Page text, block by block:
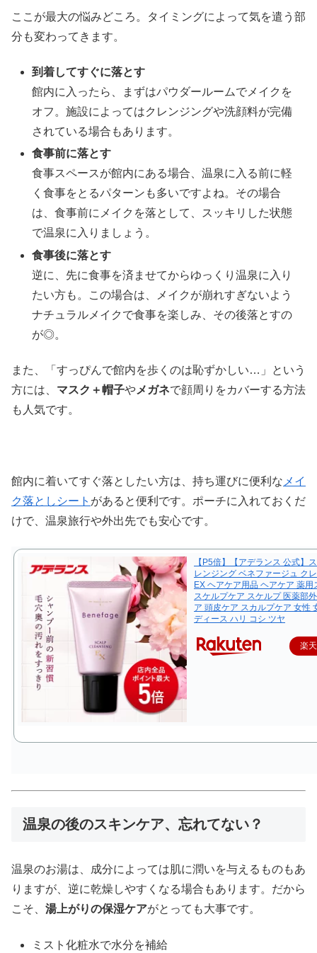
ここが最大の悩みどころ。タイミングによって気を遣う部
分も変わってきます。
到着してすぐに落とす
館内に入ったら、まずはパウダールームでメイクを
オフ。施設によってはクレンジングや洗顔料が完備
されている場合もあります。
食事前に落とす
食事スペースが館内にある場合、温泉に入る前に軽
く食事をとるパターンも多いですよね。その場合
は、食事前にメイクを落として、スッキリした状態
で温泉に入りましょう。
食事後に落とす
逆に、先に食事を済ませてからゆっくり温泉に入り
たい方も。この場合は、メイクが崩れすぎないよう
ナチュラルメイクで食事を楽しみ、その後落とすの
が◎。
また、「すっぴんで館内を歩くのは恥ずかしい…」という
方には、 マスク＋帽子やメガネで顔周りをカバーする方法
も人気です。
館内に着いてすぐ落としたい方は、持ち運びに便利な メイ
ク落としシート があると便利です。ポーチに入れておくだ
けで、温泉旅行や外出先でも安心です。
【P5倍】【アデランス 公式】
レンジング ベネファージュ ク
EX ヘアケア用品 ヘアケア 薬用
スケルプケア スケルプ 医薬部
ア 頭皮ケア スカルプケア 女性
ディース ハリ コシ ツヤ
楽
温泉の後のスキンケア、忘れてない？
温泉のお湯は、成分によっては肌に潤いを与えるものもあ
りますが、逆に乾燥しやすくなる場合もあります。だから
こそ、 湯上がりの保湿ケアがとっても大事です。
ミスト化粧水で水分を補給